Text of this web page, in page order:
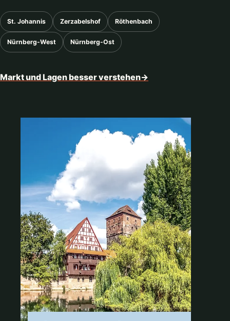
St. Johannis Zerzabelshof Röthenbach
Nürnberg-West Nürnberg-Ost
Markt und Lagen besser verstehen→